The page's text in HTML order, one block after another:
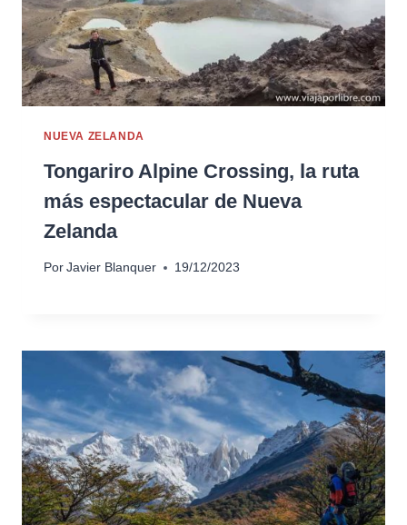
NUEVA ZELANDA
Tongariro Alpine Crossing, la ruta
más espectacular de Nueva
Zelanda
Por Javier Blanquer 19/12/2023